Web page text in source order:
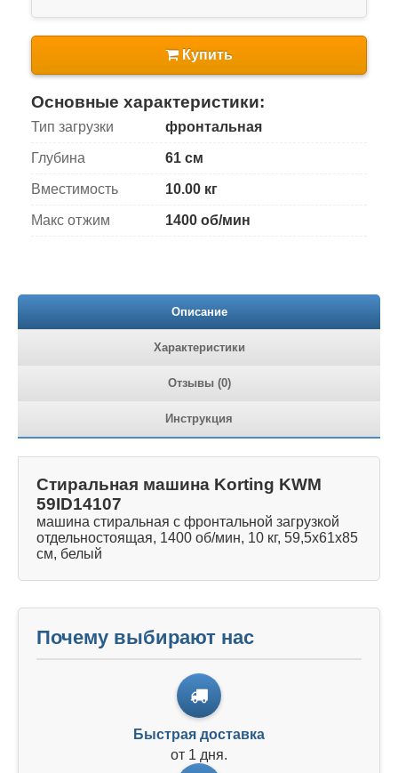
Купить
Основные характеристики:
Тип загрузки фронтальная
Глубина 61 см
Вместимость 10.00 кг
Макс отжим 1400 об/мин
Описание
Характеристики
Отзывы (0)
Инструкция
Стиральная машина Korting KWM
59ID14107
машина стиральная с фронтальной загрузкой
отдельностоящая, 1400 об/мин, 10 кг, 59,5х61x85
см, белый
Почему выбирают нас
Быстрая доставка
от 1 дня.